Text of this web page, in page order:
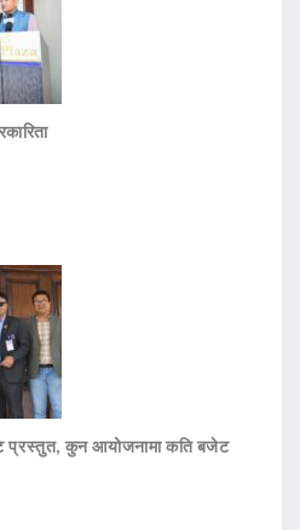
प्रस्तुत, कुन आयोजनामा कति बजेट